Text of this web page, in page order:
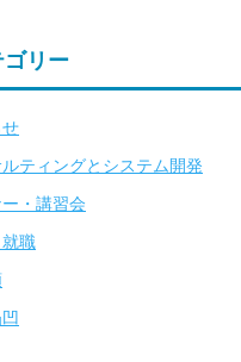
ゴリー
ルティングとシステム開発
・講習会
職